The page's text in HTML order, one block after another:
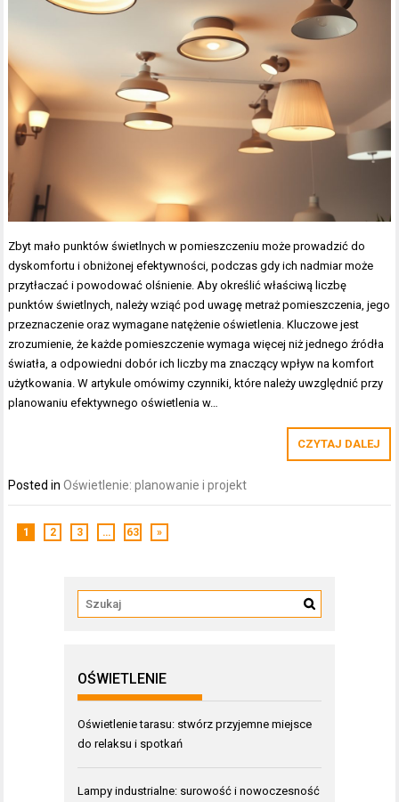
Zbyt mało punktów świetlnych w pomieszczeniu może prowadzić do
dyskomfortu i obniżonej efektywności, podczas gdy ich nadmiar może
przytłaczać i powodować olśnienie. Aby określić właściwą liczbę
punktów świetlnych, należy wziąć pod uwagę metraż pomieszczenia, jego
przeznaczenie oraz wymagane natężenie oświetlenia. Kluczowe jest
zrozumienie, że każde pomieszczenie wymaga więcej niż jednego źródła
światła, a odpowiedni dobór ich liczby ma znaczący wpływ na komfort
użytkowania. W artykule omówimy czynniki, które należy uwzględnić przy
planowaniu efektywnego oświetlenia w…
CZYTAJ DALEJ
Posted inOświetlenie: planowanie i projekt
1 2 3 … 63 »
OŚWIETLENIE
Oświetlenie tarasu: stwórz przyjemne miejsce
do relaksu i spotkań
Lampy industrialne: surowość i nowoczesność